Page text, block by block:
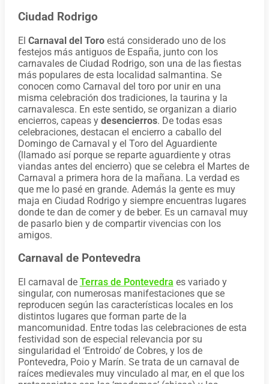
Ciudad Rodrigo
El Carnaval del Toroestá considerado uno de los
festejos más antiguos de España, junto con los
carnavales de Ciudad Rodrigo, son una de las fiestas
más populares de esta localidad salmantina. Se
conocen como Carnaval del toro por unir en una
misma celebración dos tradiciones, la taurina y la
carnavalesca. En este sentido, se organizan a diario
encierros, capeas y desencierros. De todas esas
celebraciones, destacan el encierro a caballo del
Domingo de Carnaval​ y el Toro del Aguardiente
(llamado así porque se reparte aguardiente y otras
viandas antes del encierro) que se celebra el Martes de
Carnaval a primera hora de la mañana. La verdad es
que me lo pasé en grande. Además la gente es muy
maja en Ciudad Rodrigo y siempre encuentras lugares
donde te dan de comer y de beber. Es un carnaval muy
de pasarlo bien y de compartir vivencias con los
amigos.
Carnaval de Pontevedra
El carnaval de Terras de Pontevedra es variado y
singular, con numerosas manifestaciones que se
reproducen según las características locales en los
distintos lugares que forman parte de la
mancomunidad. Entre todas las celebraciones de esta
festividad son de especial relevancia por su
singularidad el ‘Entroido’ de Cobres, y los de
Pontevedra, Poio y Marín. Se trata de un carnaval de
raíces medievales muy vinculado al mar, en el que los